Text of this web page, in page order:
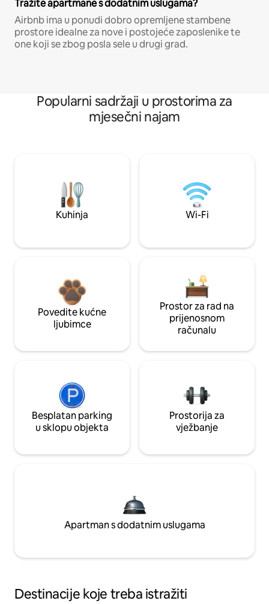
Tražite apartmane s dodatnim uslugama?
Airbnb ima u ponudi dobro opremljene stambene
prostore idealne za nove i postojeće zaposlenike te
one koji se zbog posla sele u drugi grad.
Popularni sadržaji u prostorima za
mjesečni najam
Kuhinja Wi-Fi
Povedite kućne
ljubimce
Prostor za rad na
prijenosnom
računalu
Besplatan parking
u sklopu objekta
Prostorija za
vježbanje
Apartman s dodatnim uslugama
Destinacije koje treba istražiti